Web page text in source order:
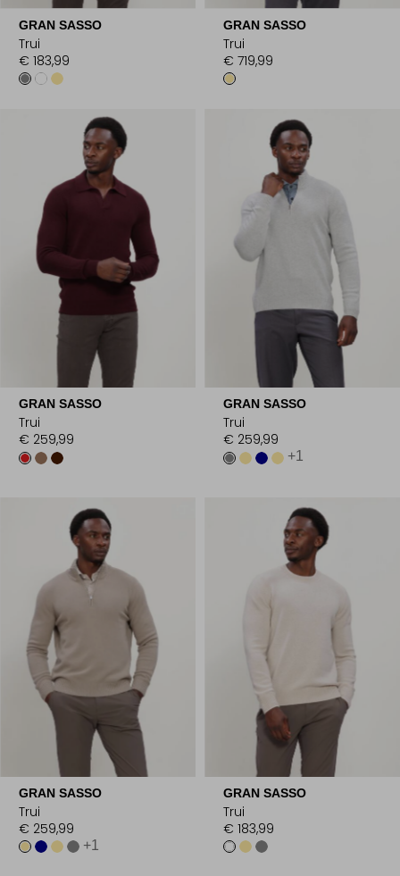
GRAN SASSO
Trui
€ 183,99
GRAN SASSO
Trui
€ 719,99
GRAN SASSO
Trui
€ 259,99
GRAN SASSO
Trui
€ 259,99
+1
GRAN SASSO
Trui
€ 259,99
+1
GRAN SASSO
Trui
€ 183,99